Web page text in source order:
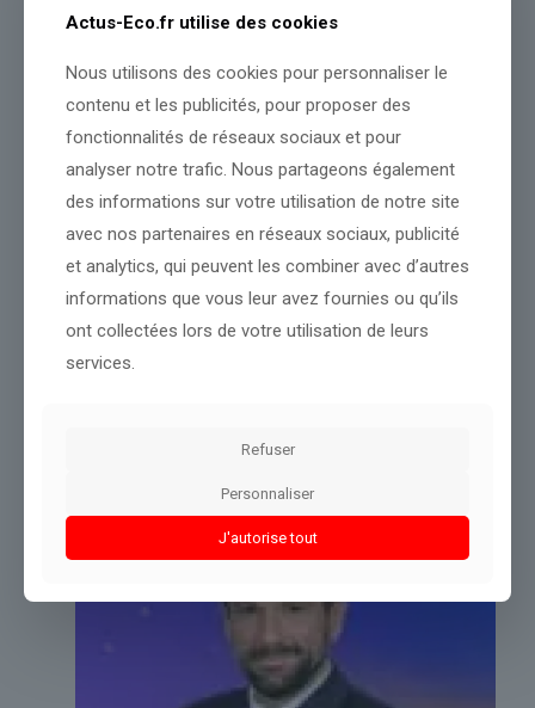
cours de construction ».
Source : www.franceinfo.fr
Conclusion :Ces informations seront suivies attentivement par
Partager le contenu
Actus-Eco.fr utilise des cookies
Nous utilisons des cookies pour personnaliser le
contenu et les publicités, pour proposer des
fonctionnalités de réseaux sociaux et pour
analyser notre trafic. Nous partageons également
des informations sur votre utilisation de notre site
avec nos partenaires en réseaux sociaux, publicité
et analytics, qui peuvent les combiner avec d’autres
informations que vous leur avez fournies ou qu’ils
ont collectées lors de votre utilisation de leurs
services.
Refuser
Personnaliser
J'autorise tout